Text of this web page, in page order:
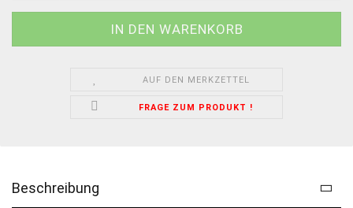
AUF DEN MERKZETTEL
FRAGE ZUM PRODUKT !
Beschreibung